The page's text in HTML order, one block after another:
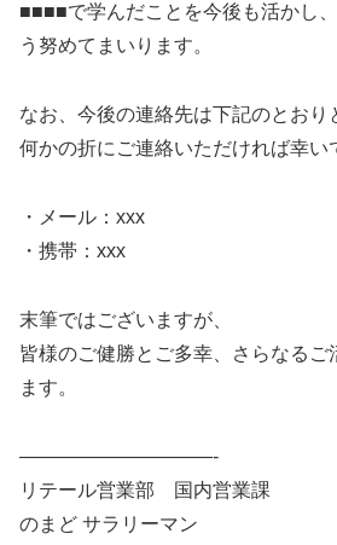
■■■■で学んだことを今後も活かし
う努めてまいります。
なお、今後の連絡先は下記のとおり
何かの折にご連絡いただければ幸い
・メール：xxx
・携帯：xxx
末筆ではございますが、
皆様のご健勝とご多幸、さらなるご
ます。
——————————-
リテール営業部 国内営業課
のまど サラリーマン